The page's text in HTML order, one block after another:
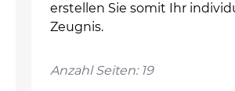
erstellen Sie somit Ihr
Zeugnis.
Anzahl Seiten: 19